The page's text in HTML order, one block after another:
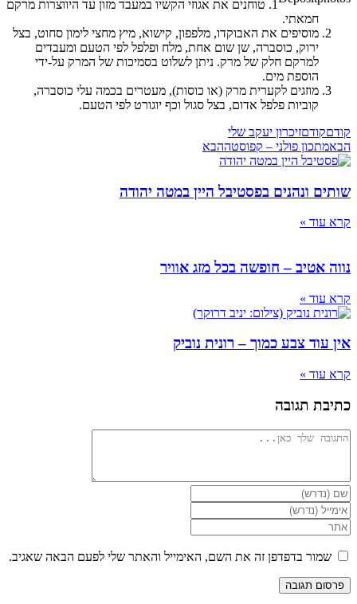
טוחנים את אגוזי הקשיו במעבד מזון עד היווצרות מרקם
חמאתי.
מוסיפים את האבוקדו, מלפפון, קישוא, מיץ מחצי לימון סחוט, בצל
ירוק, כוסברה, שן שום אחת, מלח ופלפל לפי הטעם ומעבדים
למרקם חלק של מרק. ניתן לשלוט בסמיכות של המרק על-ידי
הוספת מים.
מוזגים לקערית מרק (או כוסות), מעטרים בכמה עלי כוסברה,
קוביות פלפל אדום, בצל סגול וכף יוגורט לפי הטעם.
קודםקודםזיכרון יעקב שלי
הבאמתכון פולני – קפוסטההבא
שותים ונהנים בפסטיבל היין במטה יהודה
קרא עוד »
נווה אטיב – חופשה בכל מזג אוויר
קרא עוד »
אין עוד צבע כמוך – רונית נוביק
קרא עוד »
כתיבת תגובה
להגיב
הזן
את
השם
שלך
או
שם
משתמש
כדי
הזן
את
כתובת
דואר
האלקטרוני
שלך
כדי
הזן
את
כתובת
האינטרנט
שלך
שמור בדפדפן זה את השם, האימייל והאתר שלי לפעם הבאה שאגיב.